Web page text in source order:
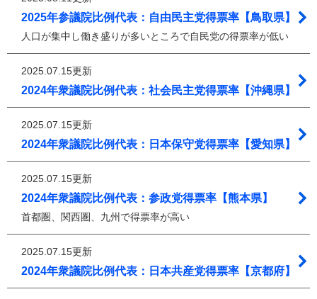
2025年参議院比例代表：自由民主党得票率【鳥取県】
人口が集中し働き盛りが多いところで自民党の得票率が低い
2025.07.15更新
2024年衆議院比例代表：社会民主党得票率【沖縄県】
2025.07.15更新
2024年衆議院比例代表：日本保守党得票率【愛知県】
2025.07.15更新
2024年衆議院比例代表：参政党得票率【熊本県】
首都圏、関西圏、九州で得票率が高い
2025.07.15更新
2024年衆議院比例代表：日本共産党得票率【京都府】